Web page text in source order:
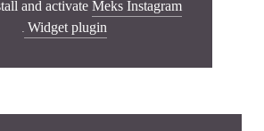
and activate Meks Instagram
Widget plugin
.